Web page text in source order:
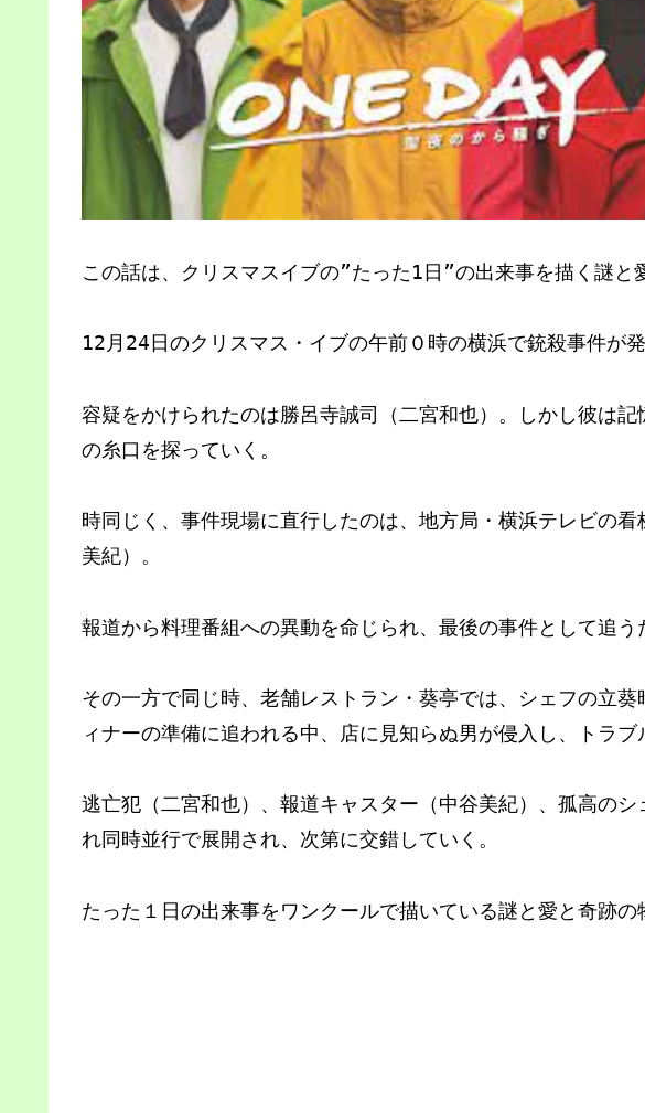
この話は、クリスマスイブの”たった1日”の出来事を描く謎と
12月24日のクリスマス・イブの午前０時の横浜で銃殺事件が発
容疑をかけられたのは勝呂寺誠司（二宮和也）。しかし彼は
の糸口を探っていく。
時同じく、事件現場に直行したのは、地方局・横浜テレビの
美紀）。
報道から料理番組への異動を命じられ、最後の事件として追う
その一方で同じ時、老舗レストラン・葵亭では、シェフの立
ィナーの準備に追われる中、店に見知らぬ男が侵入し、トラブ
逃亡犯（二宮和也）、報道キャスター（中谷美紀）、孤高の
れ同時並行で展開され、次第に交錯していく。
たった１日の出来事をワンクールで描いている謎と愛と奇跡の